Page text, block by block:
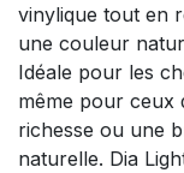
vinylique tout en
une couleur
Idéale pour les
même pour ceux
richesse ou une
naturelle. Dia